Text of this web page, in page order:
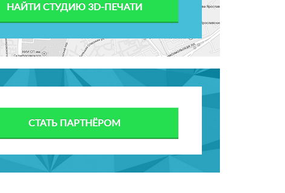
НАЙТИ СТУДИЮ 3D-ПЕЧАТИ
СТАТЬ ПАРТНЁРОМ